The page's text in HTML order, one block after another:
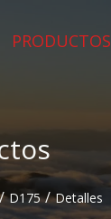
PRODUCTOS
D175 / Detalles